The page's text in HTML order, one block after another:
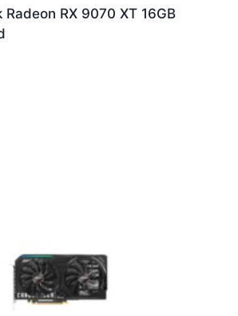
Radeon RX 9070 XT 16GB